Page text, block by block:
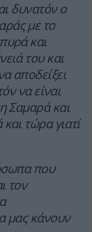
δυνατόν ο
με το
και
του και
αποδείξει
να είναι
Σαμαρά και
τώρα γιατί
που
τον
μας κάνουν